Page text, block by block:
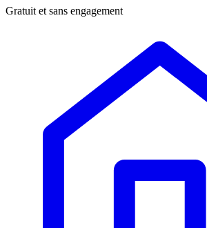
Gratuit et sans engagement